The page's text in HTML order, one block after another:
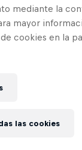
mediante la
mayor
cookies en la
las cookies